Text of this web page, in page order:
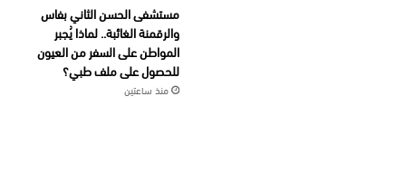
مستشفى الحسن الثاني بفاس
والرقمنة الغائبة.. لماذا يُجبر
المواطن على السفر من العيون
للحصول على ملف طبي؟
منذ ساعتين